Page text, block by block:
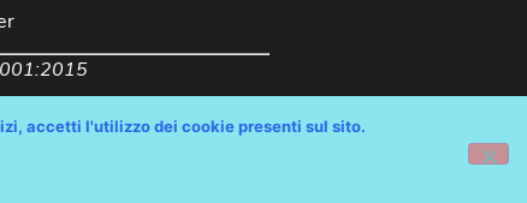
accetti l'utilizzo dei cookie presenti sul sito.